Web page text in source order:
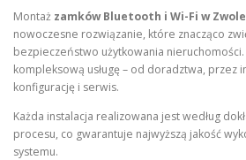
Montaż zamków Bluetooth i Wi-Fi w
nowoczesne rozwiązanie, które znacząco
bezpieczeństwo użytkowania
kompleksową usługę – od doradztwa, przez
konfigurację i serwis.
Każda instalacja realizowana jest według
procesu, co gwarantuje najwyższą jakość
systemu.